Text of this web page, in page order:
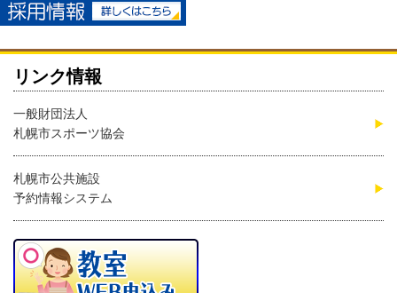
リンク情報
一般財団法人
札幌市スポーツ協会
札幌市公共施設
予約情報システム